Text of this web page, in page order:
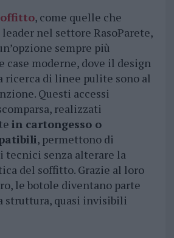
, come quelle che
nel settore RasoParete,
sempre più
case moderne, dove il design
ricerca di linee pulite sono al
Questi accessi
realizzati
in cartongesso o
, permettono di
tecnici senza alterare la
del soffitto. Grazie al loro
le botole diventano parte
struttura, quasi invisibili